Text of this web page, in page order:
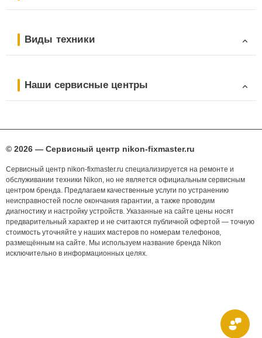
Виды техники
Наши сервисные центры
© 2026 — Сервисный центр nikon-fixmaster.ru
Сервисный центр nikon-fixmaster.ru специализируется на ремонте и
обслуживании техники Nikon, но не является официальным сервисным
центром бренда. Предлагаем качественные услуги по устранению
неисправностей после окончания гарантии, а также проводим
диагностику и настройку устройств. Указанные на сайте цены носят
предварительный характер и не считаются публичной офертой — точную
стоимость уточняйте у наших мастеров по номерам телефонов,
размещённым на сайте. Мы используем название бренда Nikon
исключительно в информационных целях.